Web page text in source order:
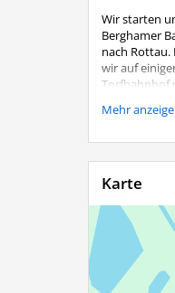
Wir starten
Berghamer
nach Rottau.
wir auf
Torfbahnhof
unserem
Inkludierte
Treffpunkt:
Dauer:
1,5
ab
Mehr
Karte